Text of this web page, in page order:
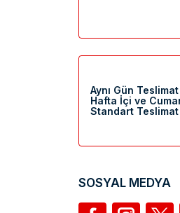
Aynı Gün
Hafta İçi ve
Standart
SOSYAL MEDYA